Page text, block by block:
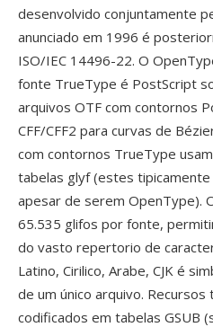
desenvolvido conjuntamente
anunciado em 1996 é
ISO/IEC 14496-22. O
fonte TrueType é PostScript
arquivos OTF com contornos
CFF/CFF2 para curvas de
com contornos TrueType
tabelas glyf (estes
apesar de serem OpenType).
65.535 glifos por fonte,
do vasto repertorio de
Latino, Cirilico, Arabe, CJK é
de um único arquivo.
codificados em tabelas GSUB